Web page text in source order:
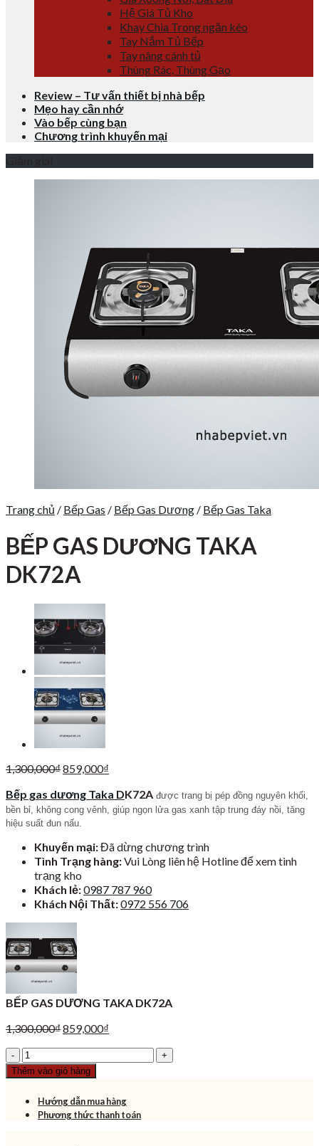
Hệ Giá Tủ Kho
Khay Chia Trong ngăn kéo
Tay Nắm Tủ Bếp
Tay nâng cánh tủ
Thùng Rác, Thùng Gạo
Review – Tư vấn thiết bị nhà bếp
Mẹo hay cần nhớ
Vào bếp cùng bạn
Chương trình khuyến mại
Trang chủ / Bếp Gas / Bếp Gas Dương / Bếp Gas Taka
BẾP GAS DƯƠNG TAKA
DK72A
1,300,000₫Giá
là:
1,300,000₫.
859,000₫
tại
là:
Bếp gas dương Taka DK72A được trang bị pép đồng nguyên khối,
bền bỉ, không cong vênh, giúp ngọn lửa gas xanh tập trung đáy nồi, tăng
hiệu suất đun nấu.
Khuyến mại:Đã dừng chương trình
Tình Trạng hàng:Vui Lòng liên hệ Hotline để xem tình
trạng kho
Khách lẻ:0987 787 960
Khách Nội Thất:0972 556 706
BẾP GAS DƯƠNG TAKA DK72A
1,300,000₫Giá
1,300,000₫.
859,000₫
BẾP
GAS
DƯƠNG
TAKA
DK72A
Thêm vào giỏ hàng
Hướng dẫn mua hàng
Phương thức thanh toán